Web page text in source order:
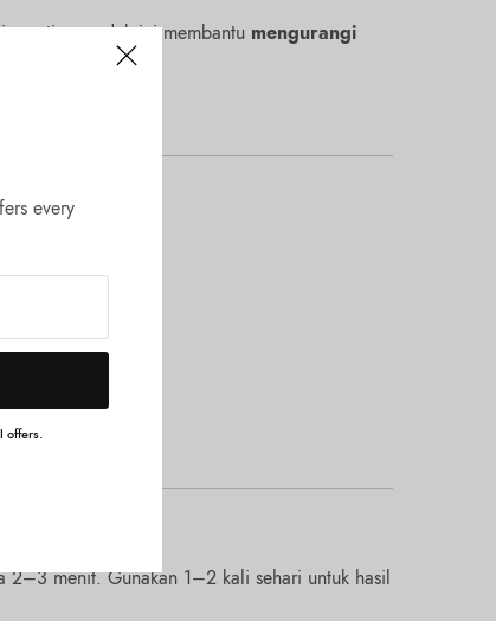
every
offers.
rutin, produk ini membantu mengurangi
2–3 menit. Gunakan 1–2 kali sehari untuk hasil